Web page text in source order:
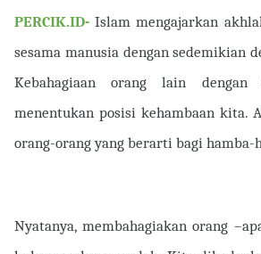
PERCIK.ID- Islam mengajarkan
sesama manusia dengan sedemikian
Kebahagiaan orang lain
menentukan posisi kehambaan kita.
orang-orang yang berarti bagi hamba-
Nyatanya, membahagiakan orang